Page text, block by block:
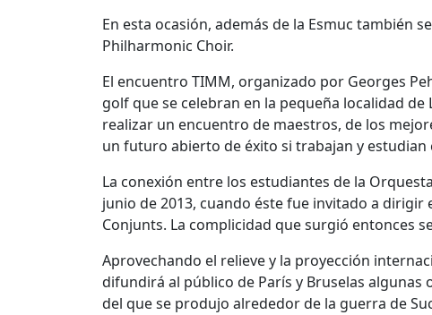
En esta ocasión, además de la Esmuc también
Philharmonic Choir.
El encuentro TIMM, organizado por Georges
golf que se celebran en la pequeña localidad de
realizar un encuentro de maestros, de los
un futuro abierto de éxito si trabajan y estudian
La conexión entre los estudiantes de la
junio de 2013, cuando éste fue invitado a
Conjunts. La complicidad que surgió entonces
Aprovechando el relieve y la proyección
difundirá al público de París y Bruselas
del que se produjo alrededor de la guerra de